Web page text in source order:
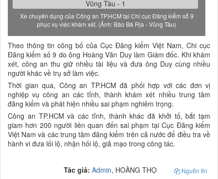
Xe chuyên dụng của Công an TP.HCM tại Chi cục Đăng kiểm số 9
phục vụ việc khám xét. (Ảnh: Báo Bà Rịa - Vũng Tàu)
Theo thông tin công bố của Cục Đăng kiểm Việt Nam, Chi cục
Đăng kiểm số 9 do ông Hoàng Văn Duy làm Giám đốc. Khi khám
xét, công an thu giữ nhiều tài liệu và đưa ông Duy cùng nhiều
người khác về trụ sở làm việc.
Thời gian qua, Công an TP.HCM đã phối hợp với các đơn vị
nghiệp vụ công an các tỉnh, thành khám xét nhiều trung tâm
đăng kiểm và phát hiện nhiều sai phạm nghiêm trọng.
Công an TP.HCM và các tỉnh, thành khác đã khởi tố, bắt tạm
giam hơn 200 người liên quan đến sai phạm tại Cục Đăng kiểm
Việt Nam và các trung tâm đăng kiểm trên cả nước để điều tra về
hành vi đưa lối lộ, nhận hối lộ, giả mạo trong công tác.
Tác giả: Admin, HOÀNG THỌ Nguồn tin